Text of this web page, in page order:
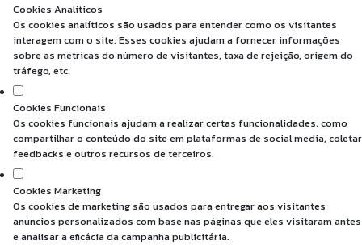
Cookies Analíticos
Os cookies analíticos são usados para entender como os visitantes
interagem com o site. Esses cookies ajudam a fornecer informações
sobre as métricas do número de visitantes, taxa de rejeição, origem do
tráfego, etc.
Cookies Funcionais
Os cookies funcionais ajudam a realizar certas funcionalidades, como
compartilhar o conteúdo do site em plataformas de social media, coletar
feedbacks e outros recursos de terceiros.
Cookies Marketing
Os cookies de marketing são usados para entregar aos visitantes
anúncios personalizados com base nas páginas que eles visitaram antes
e analisar a eficácia da campanha publicitária.